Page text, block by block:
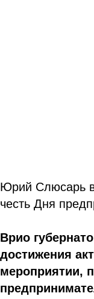
Юрий Слюсарь
честь Дня
Врио
достижения
мероприятии,